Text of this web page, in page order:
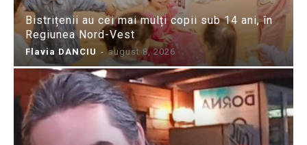
Bistrițenii au cei mai mulți copii sub 14 ani, în
Regiunea Nord-Vest
Flavia DANCIU - august 8, 2026